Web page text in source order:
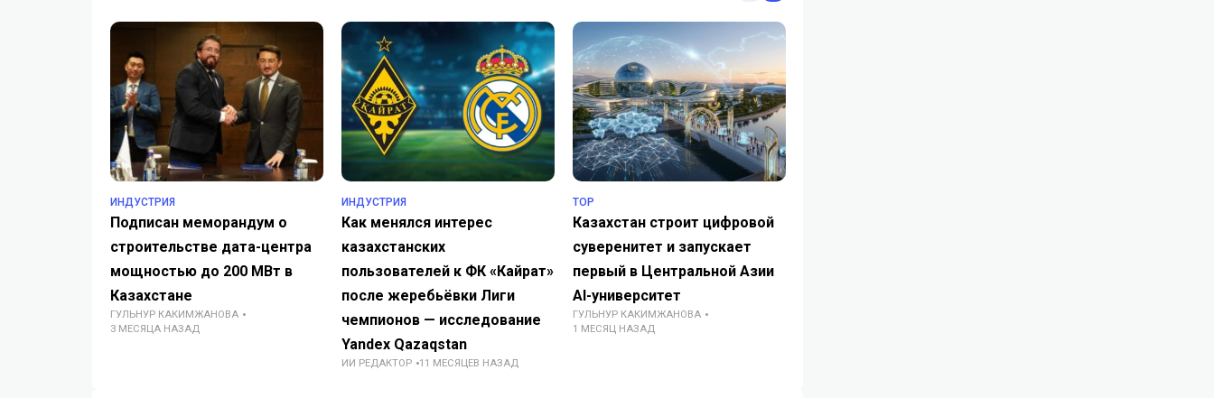
ИНДУСТРИЯ
Подписан меморандум о
строительстве дата-центра
мощностью до 200 МВт в
Казахстане
ГУЛЬНУР КАКИМЖАНОВА
3 МЕСЯЦА НАЗАД
ИНДУСТРИЯ
Как менялся интерес
казахстанских
пользователей к ФК «Кайрат»
после жеребьёвки Лиги
чемпионов — исследование
Yandex Qazaqstan
ИИ РЕДАКТОР 11 МЕСЯЦЕВ НАЗАД
TOP
Казахстан строит цифровой
суверенитет и запускает
первый в Центральной Азии
AI-университет
ГУЛЬНУР КАКИМЖАНОВА
1 МЕСЯЦ НАЗАД